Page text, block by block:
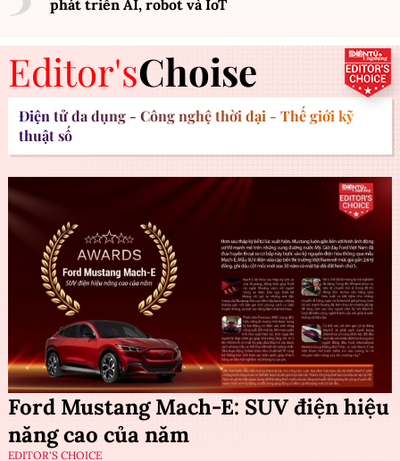
Vingroup lãi kỷ lục nhưng mảng sản xuất lỗ hơn
49.000 tỷ đồng
Người dùng Việt đã có thể trải nghiệm Google
Gemini Spark ngay hôm nay
Hưng Yên sắp có Khu Công nghệ cao gần 500ha
phát triển AI, robot và IoT
Editor's Choise
Điện tử đa dụng - Công nghệ thời đại - Thế giới kỹ
thuật số